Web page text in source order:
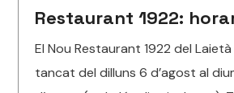
Restaurant 1922:
El Nou Restaurant 1922 del
tancat del dilluns 6 d’agost al